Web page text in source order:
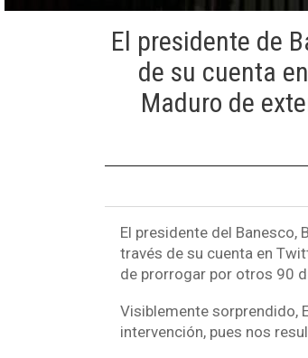
El presidente de
de su cuenta
Maduro de
El presidente del Banesco,
través de su cuenta en
de prorrogar por otros 90
Visiblemente sorprendido,
intervención, pues nos